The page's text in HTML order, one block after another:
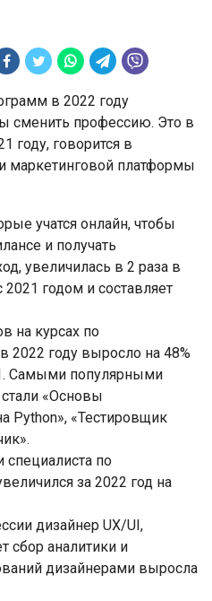
в 2022 году
сменить профессию. Это в
году, говорится в
маркетинговой платформы
учатся онлайн, чтобы
и получать
увеличилась в 2 раза в
годом и составляет
на курсах по
2022 году выросло на 48%
Самыми популярными
«Основы
Python», «Тестировщик
специалиста по
за 2022 год на
дизайнер UX/UI,
сбор аналитики и
дизайнерами выросла